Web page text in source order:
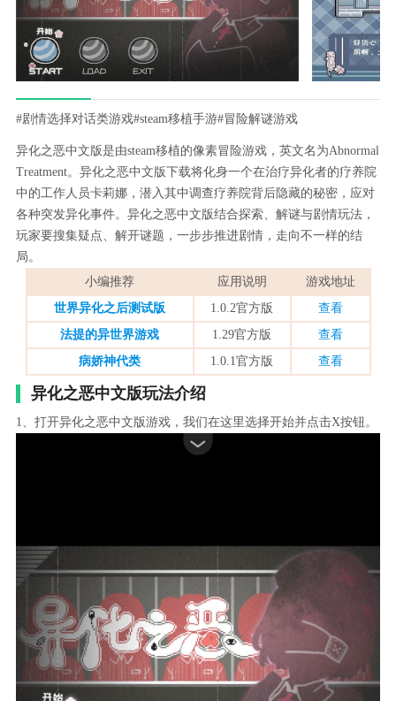
#剧情选择对话类游戏#steam移植手游#冒险解谜游戏
异化之恶中文版是由steam移植的像素冒险游戏，英文名为Abnormal
Treatment。异化之恶中文版下载将化身一个在治疗异化者的疗养院
中的工作人员卡莉娜，潜入其中调查疗养院背后隐藏的秘密，应对
各种突发异化事件。异化之恶中文版结合探索、解谜与剧情玩法，
玩家要搜集疑点、解开谜题，一步步推进剧情，走向不一样的结
局。
小编推荐
应用说明
游戏地址
世界异化之后测试版
1.0.2官方版
查看
法提的异世界游戏
1.29官方版
查看
病娇神代类
1.0.1官方版 查看
异化之恶中文版玩法介绍
1、打开异化之恶中文版游戏，我们在这里选择开始并点击X按钮。